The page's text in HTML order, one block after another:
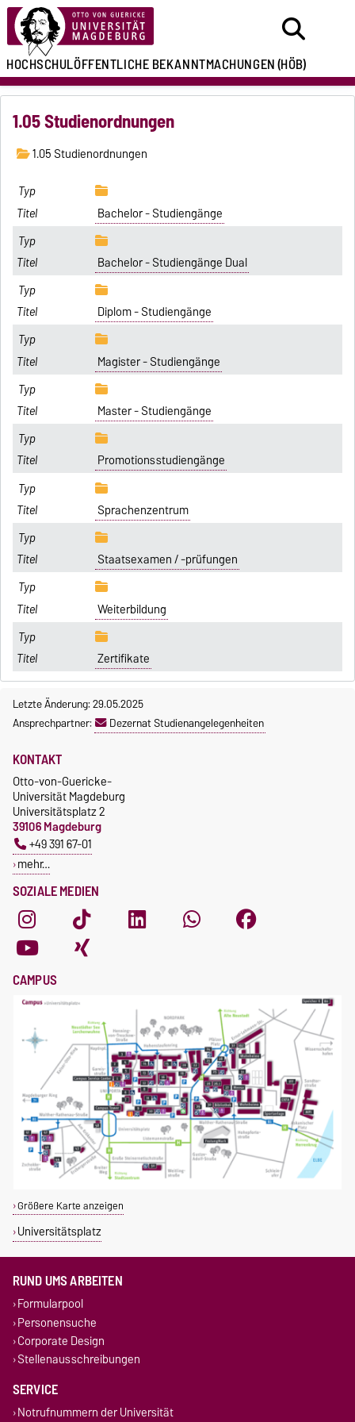
HOCHSCHULÖFFENTLICHEBEKANNTMACHUNGEN(HÖB)
1.05 Studienordnungen
1.05 Studienordnungen
Bachelor - Studiengänge
Bachelor - Studiengänge Dual
Diplom - Studiengänge
Magister - Studiengänge
Master - Studiengänge
Promotionsstudiengänge
Sprachenzentrum
Staatsexamen / -prüfungen
Weiterbildung
Zertifikate
Letzte Änderung: 29.05.2025
Ansprechpartner:
Dezernat Studienangelegenheiten
SOZIALE MEDIEN
KONTAKT
Otto-von-Guericke-
Universität Magdeburg
Universitätsplatz 2
39106 Magdeburg
+49 391 67-01
mehr…
CAMPUS
Größere Karte anzeigen
Universitätsplatz
RUND UMS ARBEITEN
Formularpool
Personensuche
Corporate Design
Stellenausschreibungen
SERVICE
Notrufnummern der Universität